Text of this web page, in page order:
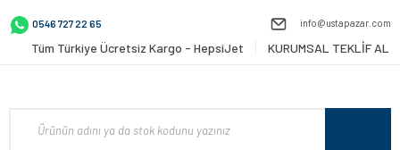
0546 727 22 65 info@ustapazar.com
Tüm Türkiye Ücretsiz Kargo - HepsiJet KURUMSAL TEKLİF AL